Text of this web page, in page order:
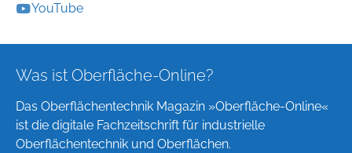
YouTube
Was ist Oberfläche-Online?
Das Oberflächentechnik Magazin »Oberfläche-Online«
ist die digitale Fachzeitschrift für industrielle
Oberflächentechnik und Oberflächen.